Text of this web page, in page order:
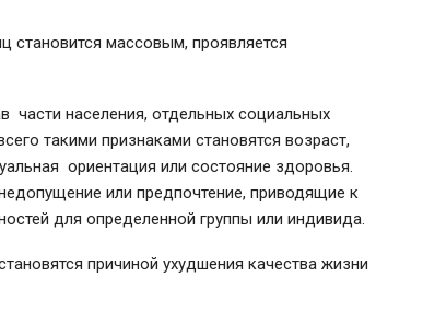
становится массовым, проявляется
части населения, отдельных социальных
такими признаками становятся возраст,
ориентация или состояние здоровья.
или предпочтение, приводящие к
для определенной группы или индивида.
причиной ухудшения качества жизни